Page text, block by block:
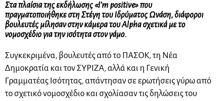
Στα πλαίσια της εκδήλωσης «I’m positive» που
πραγματοποιήθηκε στη Στέγη του Ιδρύματος Ωνάση, διάφοροι
βουλευτές μίλησαν στην κάμερα του Alpha σχετικά με το
νομοσχέδιο για την ισότητα στον γάμο.
Συγκεκριμένα, βουλευτές από το ΠΑΣΟΚ, τη Νέα
Δημοκρατία και τον ΣΥΡΙΖΑ, αλλά και η Γενική
Γραμματέας Ισότητας, απάντησαν σε ερωτήσεις γύρω από
το σχετικό νομοσχέδιο και σχολίασαν τις δηλώσεις του